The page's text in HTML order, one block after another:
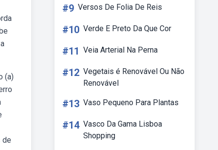
(a)
de
#9 Versos De Folia De Reis
#10 Verde E Preto Da Que Cor
#11 Veia Arterial Na Perna
#12 Vegetais é Renovável Ou Não
Renovável
#13 Vaso Pequeno Para Plantas
#14 Vasco Da Gama Lisboa
Shopping